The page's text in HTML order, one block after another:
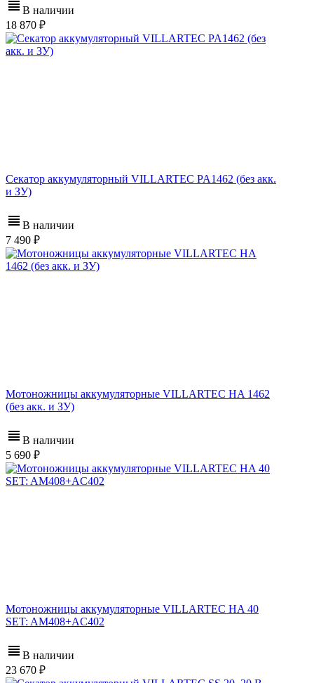
В наличии
18 870
Секатор аккумуляторный VILLARTEC PA1462 (без акк.
и ЗУ)
В наличии
7 490
Мотоножницы аккумуляторные VILLARTEC HA 1462
(без акк. и ЗУ)
В наличии
5 690
Мотоножницы аккумуляторные VILLARTEC HA 40
SET: AM408+AC402
В наличии
23 670